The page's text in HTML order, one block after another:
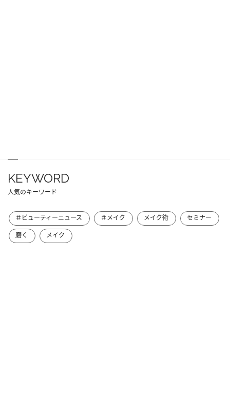
KEYWORD
人気のキーワード
＃ビューティーニュース ＃メイク メイク術
セミナー
磨く
メイク